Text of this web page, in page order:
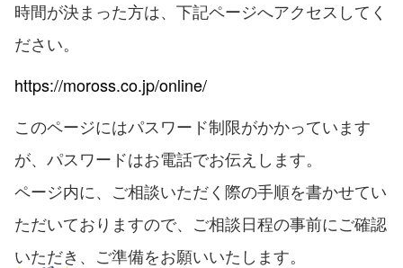
時間が決まった方は、下記ページへアクセスしてく
ださい。
https://moross.co.jp/online/
このページにはパスワード制限がかかっています
が、パスワードはお電話でお伝えします。
ページ内に、ご相談いただく際の手順を書かせてい
ただいておりますので、ご相談日程の事前にご確認
いただき、ご準備をお願いいたします。